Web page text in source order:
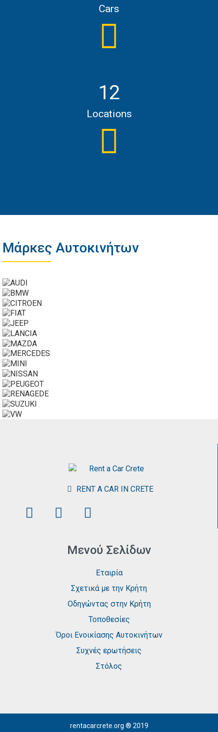
Cars
12
Locations
Μάρκες Αυτοκινήτων
RENT A CAR IN CRETE
Μενού Σελίδων
Εταιρία
Σχετικά με την Κρήτη
Οδηγώντας στην Κρήτη
Τοποθεσίες
Όροι Ενοικίασης Αυτοκινήτων
Συχνές ερωτήσεις
Στόλος
rentacarcrete.org ® 2019